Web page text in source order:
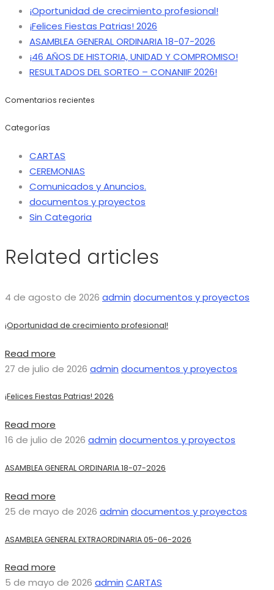
¡Oportunidad de crecimiento profesional!
¡Felices Fiestas Patrias! 2026
ASAMBLEA GENERAL ORDINARIA 18-07-2026
¡46 AÑOS DE HISTORIA, UNIDAD Y COMPROMISO!
RESULTADOS DEL SORTEO – CONANIIF 2026!
Comentarios recientes
Categorías
CARTAS
CEREMONIAS
Comunicados y Anuncios.
documentos y proyectos
Sin Categoria
Related articles
4 de agosto de 2026 admin documentos y proyectos
¡Oportunidad de crecimiento profesional!
Read more
27 de julio de 2026 admin documentos y proyectos
¡Felices Fiestas Patrias! 2026
Read more
16 de julio de 2026 admin documentos y proyectos
ASAMBLEA GENERAL ORDINARIA 18-07-2026
Read more
25 de mayo de 2026 admin documentos y proyectos
ASAMBLEA GENERAL EXTRAORDINARIA 05-06-2026
Read more
5 de mayo de 2026 admin CARTAS